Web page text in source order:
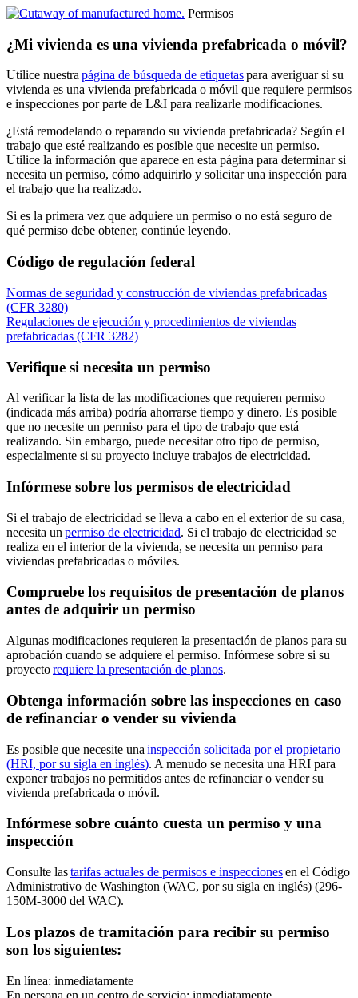
Permisos
¿Mi vivienda es una vivienda prefabricada o móvil?
Utilice nuestrapágina de búsqueda de etiquetaspara averiguar si su
vivienda es una vivienda prefabricada o móvil que requiere permisos
e inspecciones por parte de L&I para realizarle modificaciones.
¿Está remodelando o reparando su vivienda prefabricada? Según el
trabajo que esté realizando es posible que necesite un permiso.
Utilice la información que aparece en esta página para determinar si
necesita un permiso, cómo adquirirlo y solicitar una inspección para
el trabajo que ha realizado.
Si es la primera vez que adquiere un permiso o no está seguro de
qué permiso debe obtener, continúe leyendo.
Código de regulación federal
Normas de seguridad y construcción de viviendas prefabricadas
(CFR 3280)
Regulaciones de ejecución y procedimientos de viviendas
prefabricadas (CFR 3282)
Verifique si necesita un permiso
Al verificar la lista de las modificaciones que requieren permiso
(indicada más arriba) podría ahorrarse tiempo y dinero. Es posible
que no necesite un permiso para el tipo de trabajo que está
realizando. Sin embargo, puede necesitar otro tipo de permiso,
especialmente si su proyecto incluye trabajos de electricidad.
Infórmese sobre los permisos de electricidad
Si el trabajo de electricidad se lleva a cabo en el exterior de su casa,
necesita un permiso de electricidad. Si el trabajo de electricidad se
realiza en el interior de la vivienda, se necesita un permiso para
viviendas prefabricadas o móviles.
Compruebe los requisitos de presentación de planos
antes de adquirir un permiso
Algunas modificaciones requieren la presentación de planos para su
aprobación cuando se adquiere el permiso. Infórmese sobre si su
proyectorequiere la presentación de planos.
Obtenga información sobre las inspecciones en caso
de refinanciar o vender su vivienda
Es posible que necesite una inspección solicitada por el propietario
(HRI, por su sigla en inglés). A menudo se necesita una HRI para
exponer trabajos no permitidos antes de refinanciar o vender su
vivienda prefabricada o móvil.
Infórmese sobre cuánto cuesta un permiso y una
inspección
Consulte lastarifas actuales de permisos e inspeccionesen el Código
Administrativo de Washington (WAC, por su sigla en inglés) (296-
150M-3000 del WAC).
Los plazos de tramitación para recibir su permiso
son los siguientes:
En línea: inmediatamente
En persona en un centro de servicio: inmediatamente